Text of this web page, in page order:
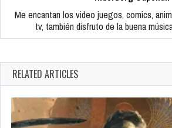
Me encantan los video juegos, comics,
tv, también disfruto de la buena
RELATED ARTICLES